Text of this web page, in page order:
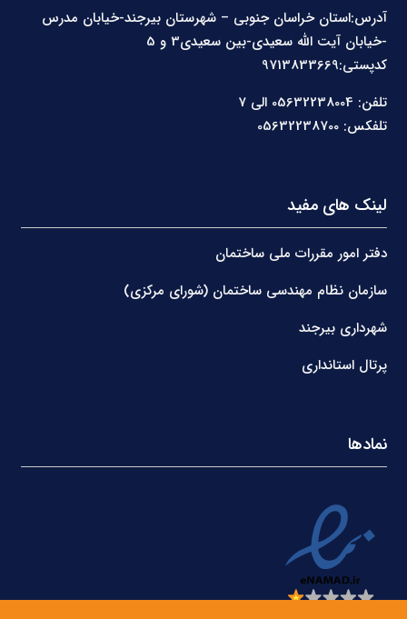
آدرس:استان خراسان جنوبی – شهرستان بیرجند-خیابان مدرس
کدپستی:9713833669
تلفن: 05632238004 الی 7
تلفکس: 05632238700
لینک های مفید
دفتر امور مقررات ملی ساختمان
سازمان نظام مهندسی ساختمان (شورای مرکزی)
شهرداری بیرجند
پرتال استانداری
نمادها